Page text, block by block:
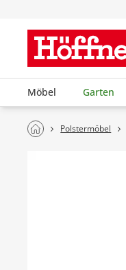
Möbel Garten
Polstermöbel